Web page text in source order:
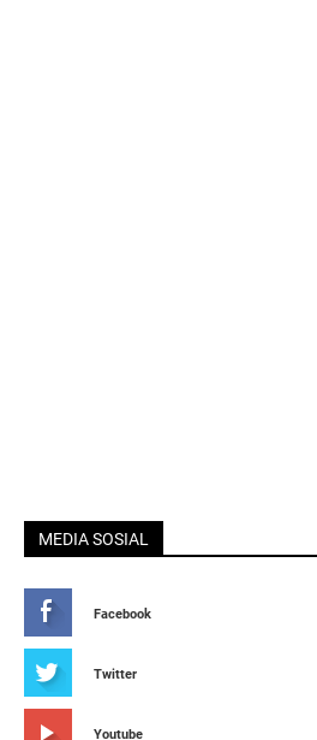
MEDIA SOSIAL
Facebook
Twitter
Youtube